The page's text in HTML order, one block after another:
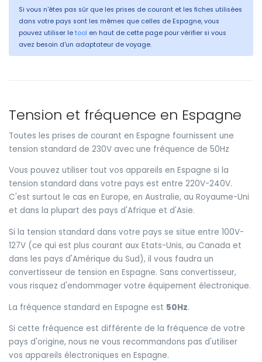
Si vous n'êtes pas sûr que les prises de courant et les fiches utilisées
dans votre pays sont les mêmes que celles de Espagne, vous
pouvez utiliser le tool en haut de cette page pour vérifier si vous
avez besoin d'un adaptateur de voyage.
Tension et fréquence en Espagne
Toutes les prises de courant en Espagne fournissent une
tension standard de 230V avec une fréquence de 50Hz
Vous pouvez utiliser tout vos appareils en Espagne si la
tension standard dans votre pays est entre 220V-240V.
C'est surtout le cas en Europe, en Australie, au Royaume-Uni
et dans la plupart des pays d'Afrique et d'Asie.
Si la tension standard dans votre pays se situe entre 100V-
127V (ce qui est plus courant aux Etats-Unis, au Canada et
dans les pays d'Amérique du Sud), il vous faudra un
convertisseur de tension en Espagne. Sans convertisseur,
vous risquez d'endommager votre équipement électronique.
La fréquence standard en Espagne est 50Hz.
Si cette fréquence est différente de la fréquence de votre
pays d'origine, nous ne vous recommandons pas d'utiliser
vos appareils électroniques en Espagne.